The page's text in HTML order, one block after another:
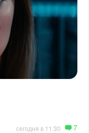
сегодня в 11:30 7